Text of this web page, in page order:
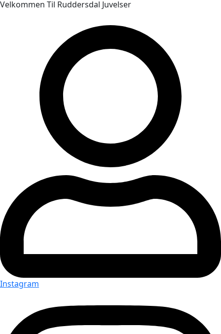
Velkommen Til Ruddersdal Juvelser
Instagram